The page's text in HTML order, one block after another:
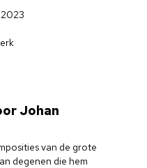
Johan
van de grote
degenen die hem
2023